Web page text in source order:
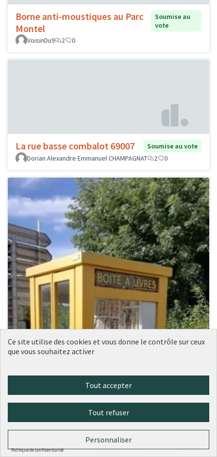
Borne anti-moustiques au Parc
Montel
Soumise au
vote
VoisinDu9
2 0
La rue basse combalot 69007
Soumise au vote
Dorian Alexandre Emmanuel CHAMPAGNAT
2 0
Ce site utilise des cookies et vous donne le contrôle sur ceux
que vous souhaitez activer
Tout accepter
Tout refuser
Personnaliser
Politique de confidentialité